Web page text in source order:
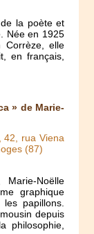
la poète et
Née en 1925
Corrèze, elle
en français,
» de Marie-
42, rua Viena
(87)
Noëlle
graphique
papillons.
depuis
philosophie,